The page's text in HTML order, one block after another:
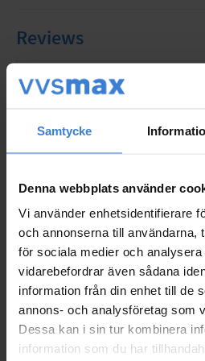
Samtycke
Denna webbplats använder
Vi använder enhetsidentifierare
och annonserna till användarna,
för sociala medier och
vidarebefordrar även sådana
information från din enhet till de
annons- och analysföretag som
Dessa kan i sin tur kombinera
information som du har
Reviews
You
Be the first to leave a review.
Populära produkter